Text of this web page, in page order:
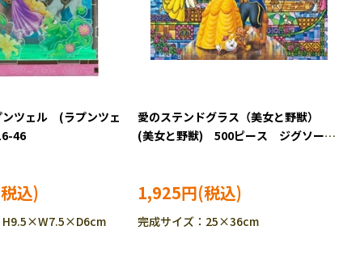
ンツェル (ラプンツェ
46
H9.5×W7.5×D6cm
愛のステンドグラス（美女と野獣）
(美女と野獣) 500ピース ジグソーパ
1,925円
完成サイズ：25×36cm